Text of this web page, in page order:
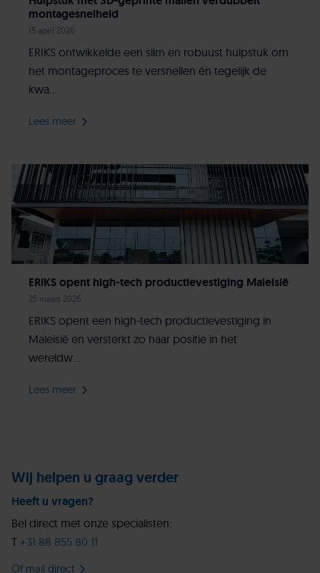
montagesnelheid
15 april 2026
ERIKS ontwikkelde een slim en robuust hulpstuk om
het montageproces te versnellen én tegelijk de
kwa...
Lees meer
ERIKS opent high-tech productievestiging Maleisië
25 maart 2026
ERIKS opent een high-tech productievestiging in
Maleisië en versterkt zo haar positie in het
wereldw...
Lees meer
Wij helpen u graag verder
Heeft u vragen?
Bel direct met onze specialisten:
T +31 88 855 80 11
Of mail direct